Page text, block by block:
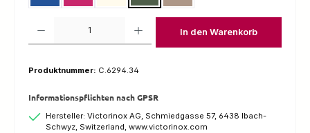
In den Warenkorb
Produktnummer: C.6294.34
Informationspflichten nach GPSR
Hersteller: Victorinox AG, Schmiedgasse 57, 6438 Ibach-
Schwyz, Switzerland, www.victorinox.com